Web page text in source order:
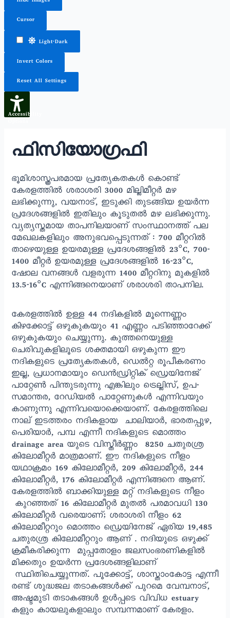
Cursor
Light-Dark
Invert Colors
Reset All Settings
Accessibility
ഫിസിയോഗ്രഫി
ഭൂമിശാസ്ത്രപരമായ പ്രത്യേകതകള്‍ കൊണ്ട്
കേരളത്തിൽ ശരാശരി 3000 മില്ലിമീറ്റർ മഴ
ലഭിക്കുന്നു, വയനാട്, ഇടുക്കി തുടങ്ങിയ ഉയർന്ന
പ്രദേശങ്ങളിൽ ഇതിലും കൂടുതല്‍ മഴ ലഭിക്കുന്നു.
വ്യത്യസ്തമായ താപനിലയാണ് സംസ്ഥാനത്ത് പല
മേഖലകളിലും അനുഭവപ്പെടുന്നത് : 700 മീറ്ററിൽ
താഴെയുള്ള ഉയരമുള്ള പ്രദേശങ്ങളില്‍ 23°C, 700-
1400 മീറ്റര്‍ ഉയരമുള്ള പ്രദേശങ്ങളില്‍ 16-23°C,
ഷോല വനങ്ങൾ വളരുന്ന 1400 മീറ്ററിനു മുകളിൽ
13.5-16°C എന്നിങ്ങനെയാണ് ശരാശരി താപനില.
കേരളത്തിൽ ഉള്ള 44 നദികളില്‍ മൂന്നെണ്ണം
കിഴക്കോട്ട് ഒഴുകുകയും 41 എണ്ണം പടിഞ്ഞാറേക്ക്‌
ഒഴുകുകയും ചെയ്യുന്നു. കുത്തനെയുള്ള
ചെരിവുകളിലൂടെ ശക്തമായി ഒഴുകുന്ന ഈ
നദികളുടെ പ്രത്യേകതകള്‍, ഡെൽറ്റ രൂപീകരണം
ഇല്ല, പ്രധാനമായും ഡെൻഡ്രിറ്റിക് ഡ്രെയിനേജ്
പാറ്റേൺ പിന്തുടരുന്നു എങ്കിലും ട്രെല്ലിസ്, ഉപ-
സമാന്തര, റേഡിയൽ പാറ്റേണുകൾ എന്നിവയും
കാണുന്നു എന്നിവയൊക്കെയാണ്. കേരളത്തിലെ
നാല് ഇടത്തരം നദികളായ ചാലിയാർ, ഭാരതപ്പുഴ,
പെരിയാർ, പമ്പ എന്നീ നദികളുടെ മൊത്തം
drainage area യുടെ വിസ്തീര്‍ണ്ണം 8250 ചതുരശ്ര
കിലോമീറ്റർ മാത്രമാണ്. ഈ നദികളുടെ നീളം
യഥാക്രമം 169 കിലോമീറ്റർ, 209 കിലോമീറ്റർ, 244
കിലോമീറ്റർ, 176 കിലോമീറ്റർ എന്നിങ്ങനെ ആണ്.
കേരളത്തില്‍ ബാക്കിയുള്ള മറ്റ് നദികളുടെ നീളം
കുറഞ്ഞത്‌ 16 കിലോമീറ്റർ മുതൽ പരമാവധി 130
കിലോമീറ്റർ വരെയാണ്; ശരാശരി നീളം 62
കിലോമീറ്ററും മൊത്തം ഡ്രെയിനേജ് ഏരിയ 19,485
ചതുരശ്ര കിലോമീറ്ററും ആണ് . നദിയുടെ ഒഴുക്ക്
ക്രമീകരിക്കുന്ന മുപ്പതോളം ജലസംഭരണികളില്‍
മിക്കതും ഉയർന്ന പ്രദേശങ്ങളിലാണ്
സ്ഥിതിചെയ്യുന്നത്. പൂക്കോട്ട്, ശാസ്താംകോട്ട എന്നീ
രണ്ട് ശുദ്ധജല തടാകങ്ങള്‍ക്ക് പുറമെ വേമ്പനാട്,
അഷ്ടമുടി തടാകങ്ങൾ ഉള്‍പ്പടെ വിവിധ estuary
കളും കായലുകളാലും സമ്പന്നമാണ് കേരളം.